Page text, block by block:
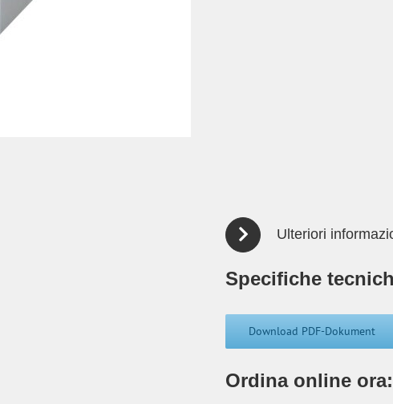
Ulteriori
Specifiche
Download PDF-Dokument
Ordina online ora: